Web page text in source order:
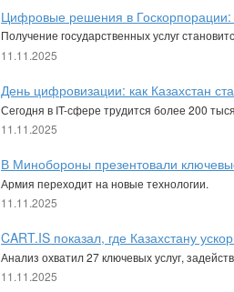
Цифровые решения в Госкорпорации:
Получение государственных услуг
11.11.2025
День цифровизации: как Казахстан
Сегодня в IT-сфере трудится более 200
11.11.2025
В Минобороны презентовали
Армия переходит на новые технологии.
11.11.2025
CART.IS показал, где Казахстану
Анализ охватил 27 ключевых услуг,
11.11.2025